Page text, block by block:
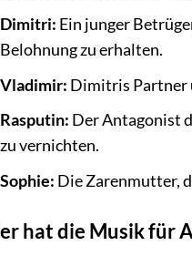
Dimitri: Ein junger
Belohnung zu erhalten.
Vladimir: Dimitris Partner
Rasputin: Der Antagonist
zu vernichten.
Sophie: Die Zarenmutter,
hat die Musik für